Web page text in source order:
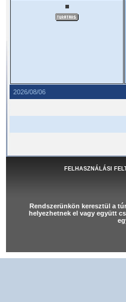
2026/08/06
FELHASZNÁLÁSI
Rendszerünkön keresztül a
helyezhetnek el vagy együtt